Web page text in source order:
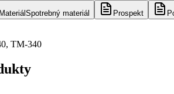
Materiál Spotrebný materiál Prospekt
TM-340